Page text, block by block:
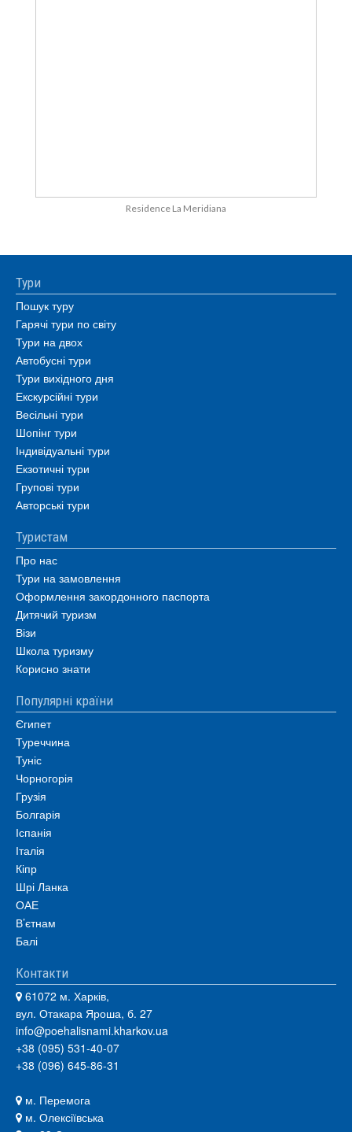
Residence La Meridiana
Тури
Пошук туру
Гарячі тури по світу
Тури на двох
Автобусні тури
Тури вихідного дня
Екскурсійні тури
Весільні тури
Шопінг тури
Індивідуальні тури
Екзотичні тури
Групові тури
Авторські тури
Туристам
Про нас
Тури на замовлення
Оформлення закордонного паспорта
Дитячий туризм
Візи
Школа туризму
Корисно знати
Популярні країни
Єгипет
Туреччина
Туніс
Чорногорія
Грузія
Болгарія
Іспанія
Італія
Кіпр
Шрі Ланка
ОАЕ
В’єтнам
Балі
Контакти
61072 м. Харків,
вул. Отакара Яроша, б. 27
info@poehalisnami.kharkov.ua
+38 (095) 531-40-07
+38 (096) 645-86-31
м. Перемога
м. Олексіївська